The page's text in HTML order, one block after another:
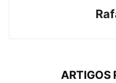
ARTIGOS